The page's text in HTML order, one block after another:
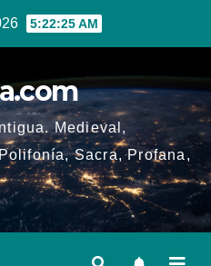
5:22:26 AM
Medieval,
Sacra, Profana,